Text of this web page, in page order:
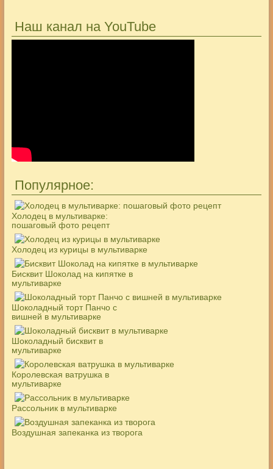
Наш канал на YouTube
Популярное:
Холодец в мультиварке:
пошаговый фото рецепт
Холодец из курицы в мультиварке
Бисквит Шоколад на кипятке в
мультиварке
Шоколадный торт Панчо с
вишней в мультиварке
Шоколадный бисквит в
мультиварке
Королевская ватрушка в
мультиварке
Рассольник в мультиварке
Воздушная запеканка из творога